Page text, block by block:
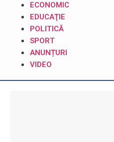
ECONOMIC
EDUCAŢIE
POLITICĂ
SPORT
ANUNȚURI
VIDEO